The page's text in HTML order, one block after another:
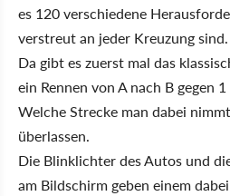
es 120 verschiedene
verstreut an jeder Kreuzung sind.
Da gibt es zuerst mal das
ein Rennen von A nach B gegen
Welche Strecke man dabei
überlassen.
Die Blinklichter des Autos und
am Bildschirm geben einem